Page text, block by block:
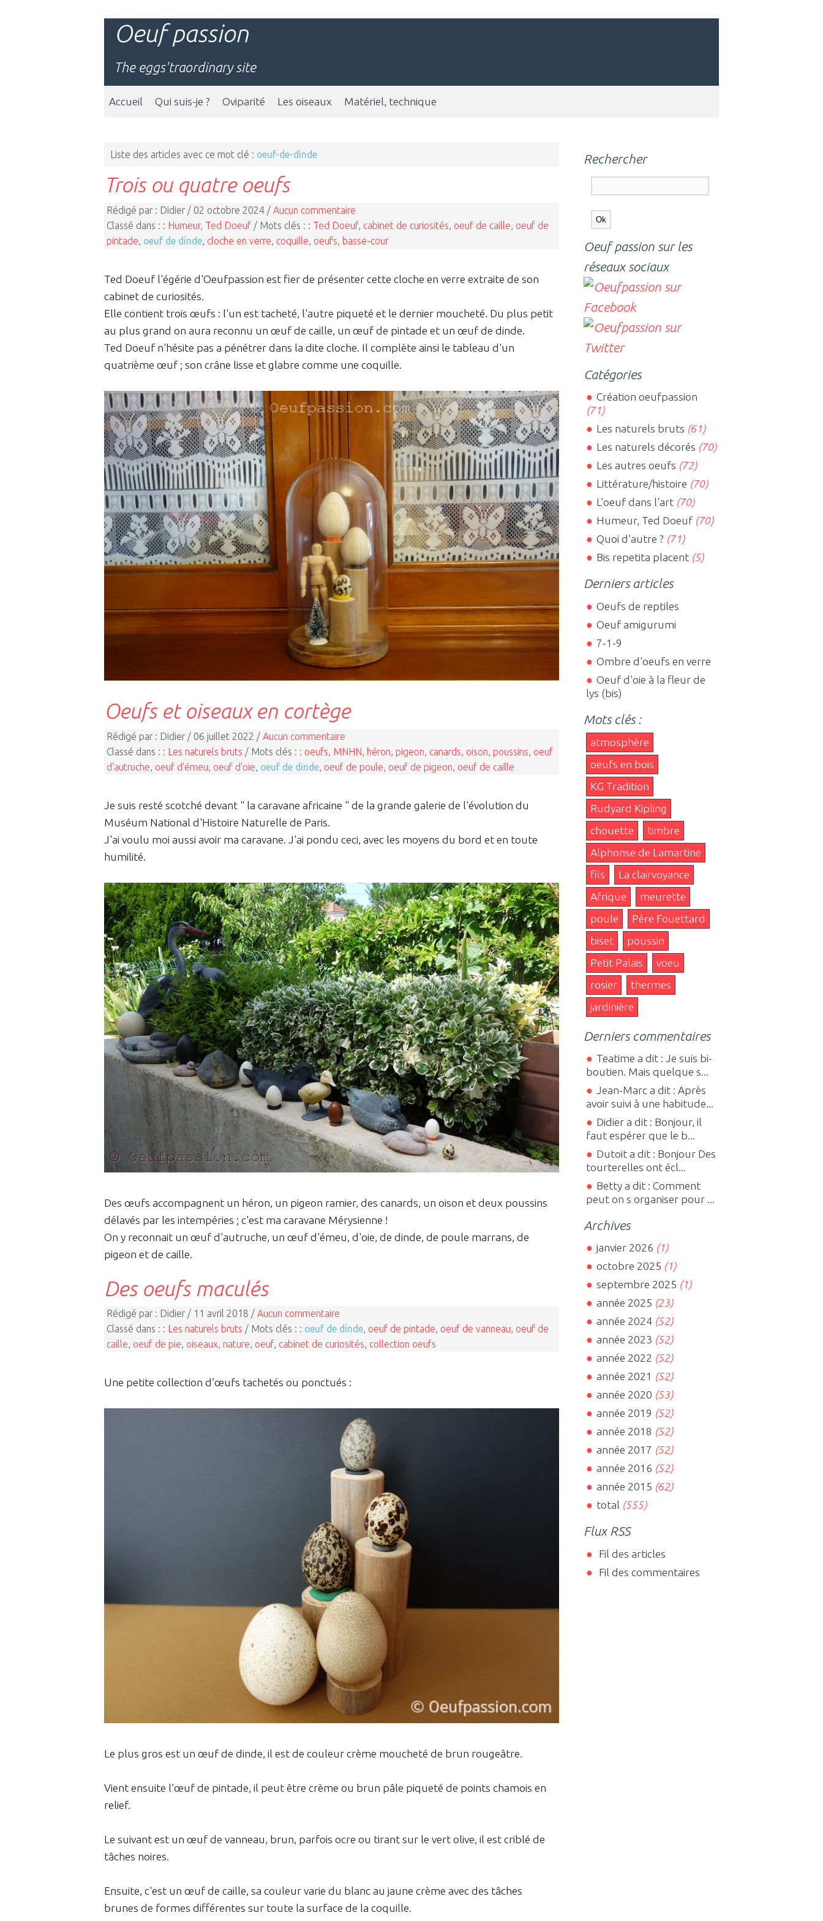
Oeuf passion
The eggs'traordinary site
Accueil Qui suis-je ? Oviparité Les oiseaux Matériel, technique
Liste des articles avec ce mot clé : oeuf-de-dinde
Trois ou quatre oeufs
Rédigé par : Didier / 02 octobre 2024 / Aucun commentaire
Classé dans : : Humeur, Ted Doeuf / Mots clés : : Ted Doeuf, cabinet de curiosités oeuf de caille oeuf de
pintade oeuf de dinde cloche en verre coquille oeufs basse-cour
Ted Doeuf l'égérie d'Oeufpassion est fier de présenter cette cloche en verre extraite de son
cabinet de curiosités.
Elle contient trois œufs : l'un est tacheté, l'autre piqueté et le dernier moucheté. Du plus petit
au plus grand on aura reconnu un œuf de caille, un œuf de pintade et un œuf de dinde.
Ted Doeuf n'hésite pas a pénétrer dans la dite cloche. Il complète ainsi le tableau d'un
quatrième œuf ; son crâne lisse et glabre comme une coquille.
Oeufs et oiseaux en cortège
Rédigé par : Didier / 06 juillet 2022 / Aucun commentaire
Classé dans : : Les naturels bruts / Mots clés : : oeufs, MNHN, héron, pigeon, canards, oison, poussins, oeuf
d'autruche, oeuf d'émeu, oeuf d'oie, oeuf de dinde, oeuf de poule, oeuf de pigeon, oeuf de caille
Je suis resté scotché devant " la caravane africaine " de la grande galerie de l'évolution du
Muséum National d'Histoire Naturelle de Paris.
J'ai voulu moi aussi avoir ma caravane. J'ai pondu ceci, avec les moyens du bord et en toute
humilité.
Des œufs accompagnent un héron, un pigeon ramier, des canards, un oison et deux poussins
délavés par les intempéries ; c'est ma caravane Mérysienne !
On y reconnait un œuf d'autruche, un œuf d'émeu, d'oie, de dinde, de poule marrans, de
pigeon et de caille.
Des oeufs maculés
Rédigé par : Didier / 11 avril 2018 / Aucun commentaire
Classé dans : : Les naturels bruts / Mots clés : : oeuf de dinde, oeuf de pintade, oeuf de vanneau, oeuf de
caille, oeuf de pie, oiseaux, nature, oeuf, cabinet de curiosités, collection oeufs
Une petite collection d’œufs tachetés ou ponctués :
Le plus gros est un œuf de dinde, il est de couleur crème moucheté de brun rougeâtre.
Vient ensuite l’œuf de pintade, il peut être crème ou brun pâle piqueté de points chamois en
relief.
Le suivant est un œuf de vanneau, brun, parfois ocre ou tirant sur le vert olive, il est criblé de
tâches noires.
Ensuite, c'est un œuf de caille, sa couleur varie du blanc au jaune crème avec des tâches
brunes de formes différentes sur toute la surface de la coquille.
Rechercher
Oeuf passion sur les
réseaux sociaux
Catégories
Création oeufpassion
(71)
Les naturels bruts (61)
Les naturels décorés (70)
Les autres oeufs (72)
Littérature/histoire (70)
L'oeuf dans l'art(70)
Humeur, Ted Doeuf(70)
Quoi d'autre ? (71)
Bis repetita placent(5)
Derniers articles
Oeufs de reptiles
Oeuf amigurumi
7-1-9
Ombre d'oeufs en verre
Oeuf d'oie à la fleur de
lys (bis)
Mots clés :
atmosphère
oeufs en bois
KG Tradition
Rudyard Kipling
chouette
timbre
Alphonse de Lamartine
fils
La clairvoyance
Afrique
meurette
poule
Père Fouettard
biset
poussin
Petit Palais
voeu
rosier
thermes
jardinière
Derniers commentaires
Teatime a dit : Je suis bi-
boutien. Mais quelque s...
Jean-Marc a dit : Après
avoir suivi à une habitude...
Didier a dit : Bonjour, il
faut espérer que le b...
Dutoit a dit : Bonjour Des
tourterelles ont écl...
Betty a dit : Comment
peut on s organiser pour ...
Archives
janvier 2026 (1)
octobre 2025 (1)
septembre 2025 (1)
année 2025 (23)
année 2024(52)
année 2023 (52)
année 2022 (52)
année 2021 (52)
année 2020 (53)
année 2019 (52)
année 2018 (52)
année 2017 (52)
année 2016 (52)
année 2015 (62)
total (555)
Flux RSS
Fil des articles
Fil des commentaires